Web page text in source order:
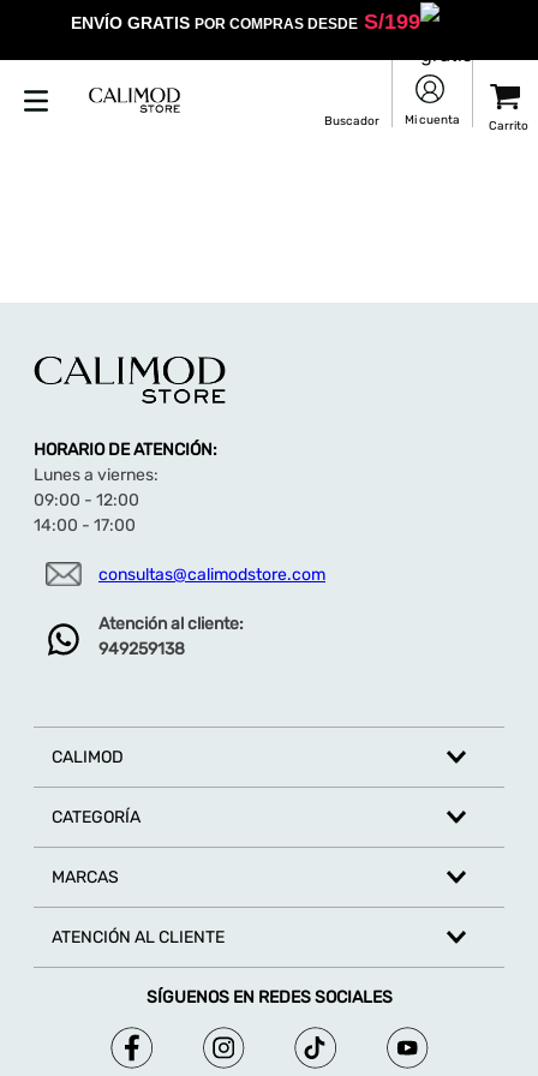
ENVÍO GRATIS POR COMPRAS DESDES/199
HORARIO DE ATENCIÓN:
Lunes a viernes:
09:00 - 12:00
14:00 - 17:00
consultas@calimodstore.com
Atención al cliente:
949259138
CALIMOD
CATEGORÍA
MARCAS
ATENCIÓN AL CLIENTE
SÍGUENOS EN REDES SOCIALES